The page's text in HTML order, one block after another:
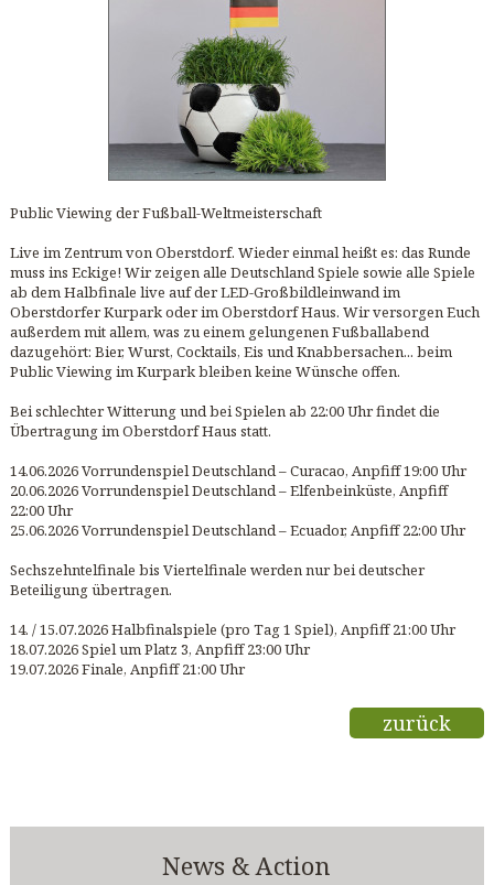
Public Viewing der Fußball-Weltmeisterschaft
Live im Zentrum von Oberstdorf. Wieder einmal heißt es: das Runde
muss ins Eckige! Wir zeigen alle Deutschland Spiele sowie alle Spiele
ab dem Halbfinale live auf der LED-Großbildleinwand im
Oberstdorfer Kurpark oder im Oberstdorf Haus. Wir versorgen Euch
außerdem mit allem, was zu einem gelungenen Fußballabend
dazugehört: Bier, Wurst, Cocktails, Eis und Knabbersachen... beim
Public Viewing im Kurpark bleiben keine Wünsche offen.
Bei schlechter Witterung und bei Spielen ab 22:00 Uhr findet die
Übertragung im Oberstdorf Haus statt.
14.06.2026 Vorrundenspiel Deutschland – Curacao, Anpfiff 19:00 Uhr
20.06.2026 Vorrundenspiel Deutschland – Elfenbeinküste, Anpfiff
22:00 Uhr
25.06.2026 Vorrundenspiel Deutschland – Ecuador, Anpfiff 22:00 Uhr
Sechszehntelfinale bis Viertelfinale werden nur bei deutscher
Beteiligung übertragen.
14. / 15.07.2026 Halbfinalspiele (pro Tag 1 Spiel), Anpfiff 21:00 Uhr
18.07.2026 Spiel um Platz 3, Anpfiff 23:00 Uhr
19.07.2026 Finale, Anpfiff 21:00 Uhr
zurück
News & Action